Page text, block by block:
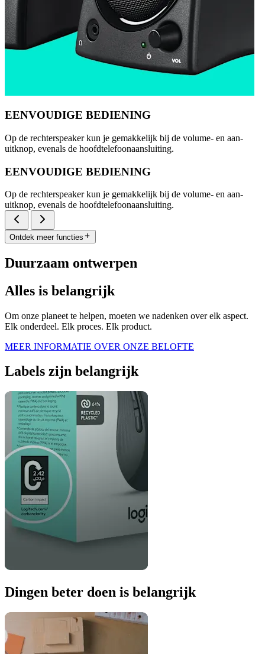
EENVOUDIGE BEDIENING
Op de rechterspeaker kun je gemakkelijk bij de volume- en aan-
uitknop, evenals de hoofdtelefoonaansluiting.
EENVOUDIGE BEDIENING
Op de rechterspeaker kun je gemakkelijk bij de volume- en aan-
uitknop, evenals de hoofdtelefoonaansluiting.
Ontdek meer functies
Duurzaam ontwerpen
Alles is belangrijk
Om onze planeet te helpen, moeten we nadenken over elk aspect.
Elk onderdeel. Elk proces. Elk product.
MEER INFORMATIE OVER ONZE BELOFTE
Labels zijn belangrijk
Dingen beter doen is belangrijk